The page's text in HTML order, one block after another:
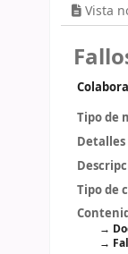
Vista
Tipo de
Tipo de